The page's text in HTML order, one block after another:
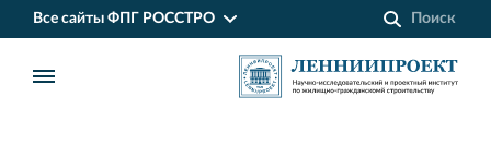
Все сайты ФПГ РОССТРО